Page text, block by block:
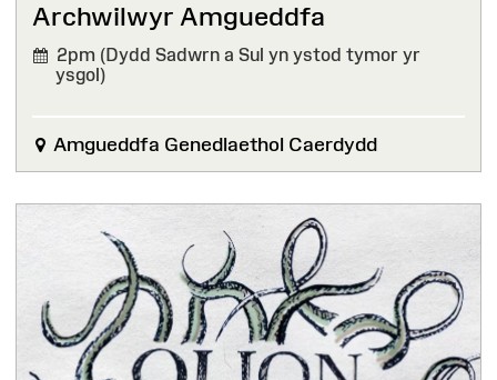
Archwilwyr Amgueddfa
2pm (Dydd Sadwrn a Sul yn ystod tymor yr
ysgol)
Amgueddfa Genedlaethol Caerdydd